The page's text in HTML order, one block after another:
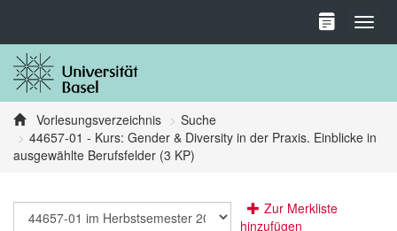
Vorlesungsverzeichnis
Suche
44657-01 - Kurs: Gender & Diversity in der Praxis. Einblicke in
ausgewählte Berufsfelder (3 KP)
Zur Merkliste
hinzufügen